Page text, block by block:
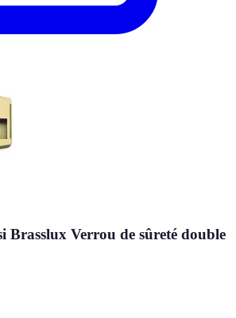
Brasslux Verrou de sûreté double